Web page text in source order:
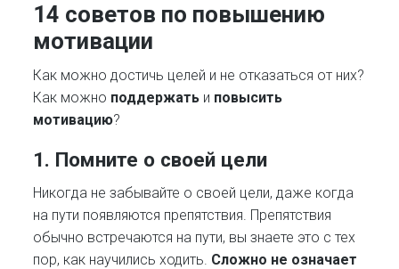
14 советов по повышению
мотивации
Как можно достичь целей и не отказаться от них?
Как можно поддержать и повысить
мотивацию?
1. Помните о своей цели
Никогда не забывайте о своей цели, даже когда
на пути появляются препятствия. Препятствия
обычно встречаются на пути, вы знаете это с тех
пор, как научились ходить. Сложно не означает